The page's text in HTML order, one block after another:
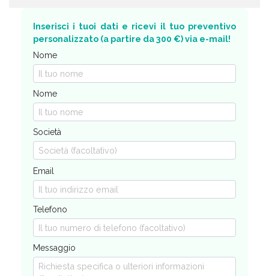
Inserisci i tuoi dati e ricevi il tuo preventivo
personalizzato (a partire da 300 €) via e-mail!
Nome
Nome
Società
Email
Telefono
Messaggio